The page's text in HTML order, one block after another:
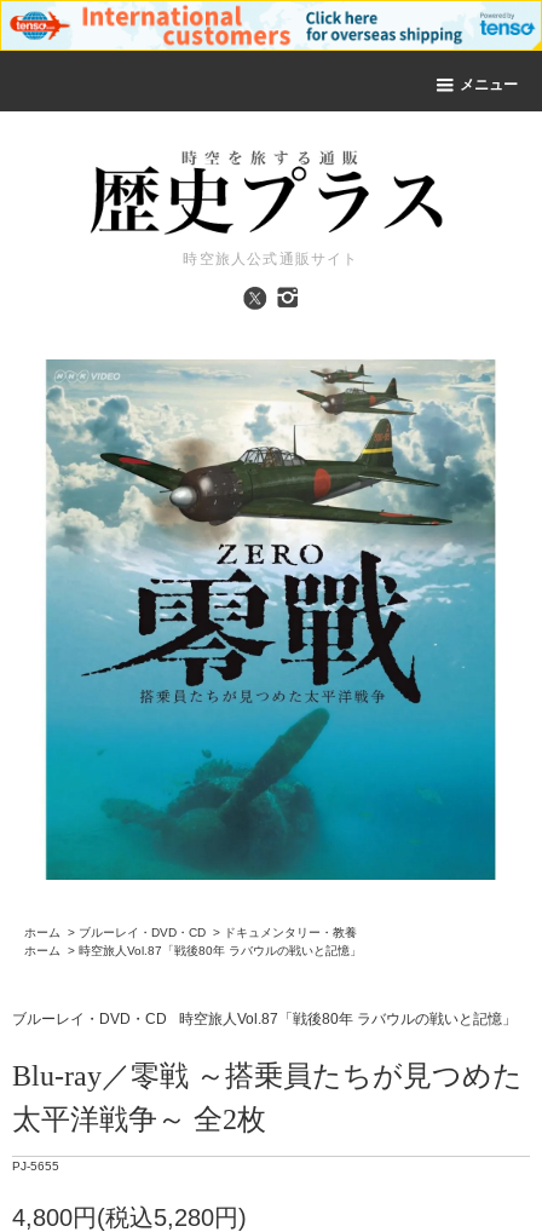
メニュー
時空旅人公式通販サイト
ホーム > ブルーレイ・DVD・CD > ドキュメンタリー・教養
ホーム
> 時空旅人Vol.87「戦後80年 ラバウルの戦いと記憶」
ブルーレイ・DVD・CD 時空旅人Vol.87「戦後80年 ラバウルの戦いと記憶」
Blu-ray／零戦 ～搭乗員たちが見つめた
太平洋戦争～ 全2枚
PJ-5655
4,800円(税込5,280円)